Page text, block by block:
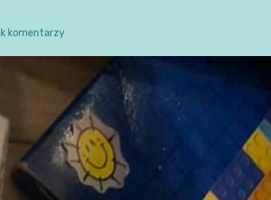
komentarzy